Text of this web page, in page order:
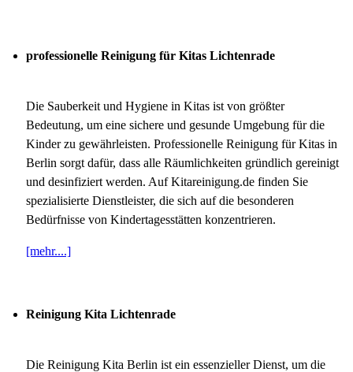
professionelle Reinigung für Kitas Lichtenrade
Die Sauberkeit und Hygiene in Kitas ist von größter
Bedeutung, um eine sichere und gesunde Umgebung für die
Kinder zu gewährleisten. Professionelle Reinigung für Kitas in
Berlin sorgt dafür, dass alle Räumlichkeiten gründlich gereinigt
und desinfiziert werden. Auf Kitareinigung.de finden Sie
spezialisierte Dienstleister, die sich auf die besonderen
Bedürfnisse von Kindertagesstätten konzentrieren.
[mehr....]
Reinigung Kita Lichtenrade
Die Reinigung Kita Berlin ist ein essenzieller Dienst, um die